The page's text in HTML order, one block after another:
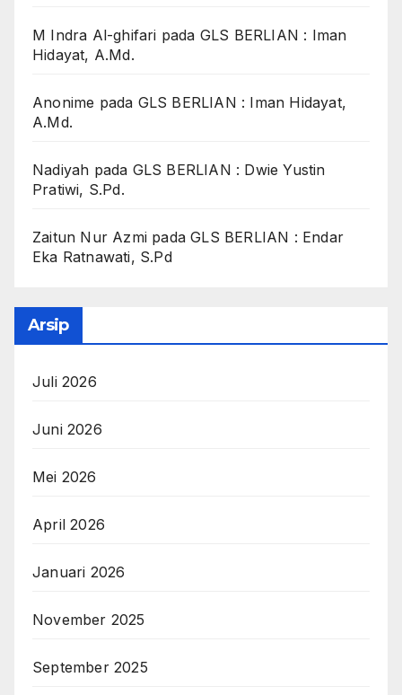
M Indra Al-ghifari pada GLS BERLIAN : Iman
Hidayat, A.Md.
Anonime pada GLS BERLIAN : Iman Hidayat,
A.Md.
Nadiyah pada GLS BERLIAN : Dwie Yustin
Pratiwi, S.Pd.
Zaitun Nur Azmi padaGLS BERLIAN : Endar
Eka Ratnawati, S.Pd
Arsip
Juli 2026
Juni 2026
Mei 2026
April 2026
Januari 2026
November 2025
September 2025